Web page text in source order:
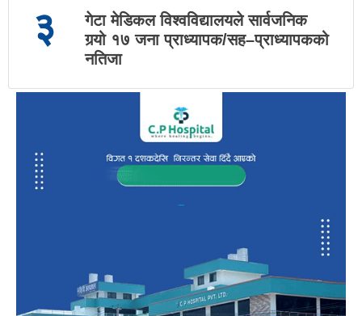
३
गेटा मेडिकल विश्वविद्यालयले सार्वजनिक
गर्‍यो १७ जना प्राध्यापक/सह–प्राध्यापकको
नतिजा